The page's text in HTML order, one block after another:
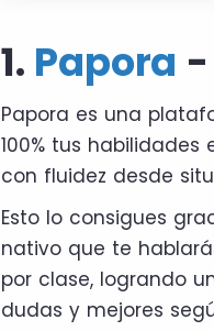
1. Papora -
Papora es una
100% tus
con fluidez desde
Esto lo consigues
nativo que te
por clase, logrando
dudas y mejores